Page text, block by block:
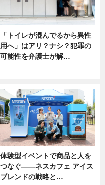
「トイレが混んでるから異性
用へ」はアリ？ナシ？犯罪の
可能性を弁護士が解…
体験型イベントで商品と人を
つなぐ――ネスカフェ アイス
ブレンドの戦略と…